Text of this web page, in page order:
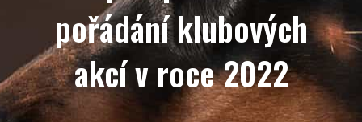
pořádání klubových
akcí v roce 2022